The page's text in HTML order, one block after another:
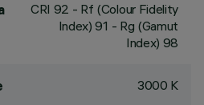
CRI 92 - Rf (Colour Fidelity
Index) 91 - Rg (Gamut
Index) 98
3000 K